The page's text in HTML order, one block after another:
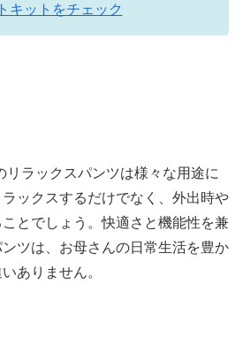
キットをチェック
リラックスパンツは様々な用途に
ックスするだけでなく、外出時や
とでしょう。快適さと機能性を兼
ツは、お母さんの日常生活を豊か
ありません。